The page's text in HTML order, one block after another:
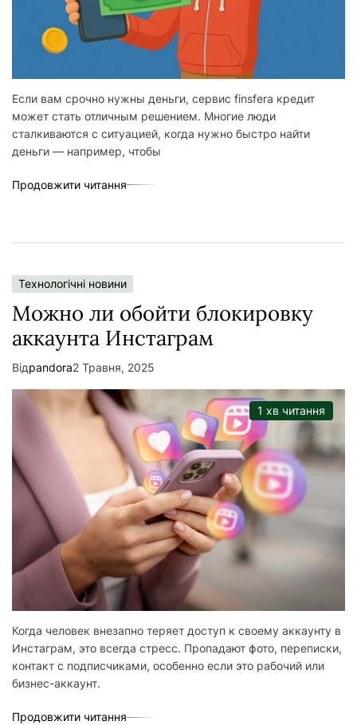
Если вам срочно нужны деньги, сервис finsfera кредит
может стать отличным решением. Многие люди
сталкиваются с ситуацией, когда нужно быстро найти
деньги — например, чтобы
Продовжити читання
Технологічні новини
Можно ли обойти блокировку
аккаунта Инстаграм
Відpandora2 Травня, 2025
1 хв читання
Когда человек внезапно теряет доступ к своему аккаунту в
Инстаграм, это всегда стресс. Пропадают фото, переписки,
контакт с подписчиками, особенно если это рабочий или
бизнес-аккаунт.
Продовжити читання